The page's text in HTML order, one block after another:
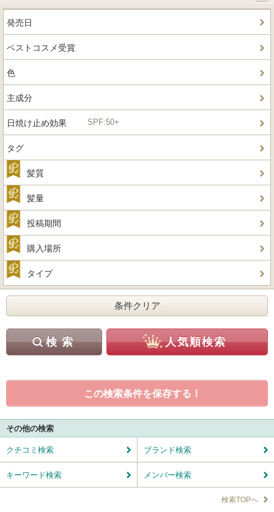
発売日
ベストコスメ受賞
色
主成分
日焼け止め効果 SPF:50+
タグ
髪質
髪量
投稿期間
購入場所
タイプ
この検索条件を保存する！
その他の検索
クチコミ検索 ブランド検索
キーワード検索 メンバー検索
検索TOPへ